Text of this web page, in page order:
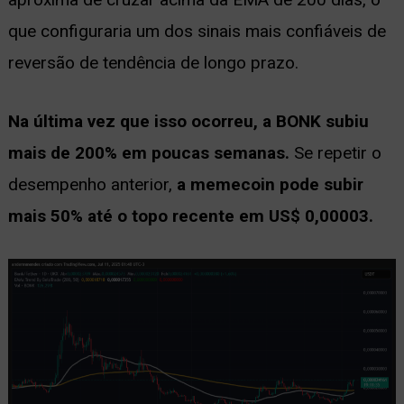
que configuraria um dos sinais mais confiáveis de
reversão de tendência de longo prazo.
Na última vez que isso ocorreu, a BONK subiu
mais de 200% em poucas semanas. Se repetir o
desempenho anterior, a memecoin pode subir
mais 50% até o topo recente em US$ 0,00003.